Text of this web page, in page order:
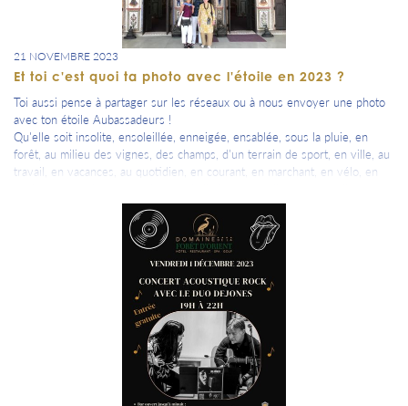
21 NOVEMBRE 2023
Et toi c'est quoi ta photo avec l'étoile en 2023 ?
Toi aussi pense à partager sur les réseaux ou à nous envoyer une photo
avec ton étoile Aubassadeurs !
Qu'elle soit insolite, ensoleillée, enneigée, ensablée, sous la pluie, en
forêt, au milieu des vignes, des champs, d'un terrain de sport, en ville, au
travail, en vacances, au quotidien, en courant, en marchant, en vélo, en
de cidre, de bière, de Prunelle de Troyes ou de jus de pomme, en
dégustation de produits du terroir, en fiesta, en découverte, avec ou sans
toi.... bref quand tu veux => fais nous une photo pour rappeler ton
attachement, ton souriant et amical sentiment d'appartenance à notre
département et à nos valeurs partagées.
=> Cette semaine, une photo prise par Michèle et Thierry Caillaud-
Houel, notre marraine des pépites Aubassadeurs Art, son mari et Marie-
Jeanne Herbillon lors de leur voyage à Jaïpour en Inde dans le cadre de
leurs voyages thématiques "10 jours ailleurs".
A toi de jouer, à tes appareils photos ou portables, on attend ta ou tes
photos avec impatience .... #500aubassadeursçacommenceàsevoir